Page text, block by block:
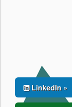
LinkedIn »